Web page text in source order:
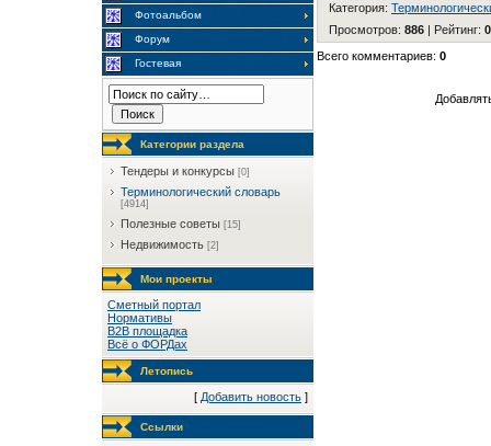
Фотоальбом
Форум
Гостевая
Категории раздела
Тендеры и конкурсы [0]
Терминологический словарь
[4914]
Полезные советы [15]
Недвижимость [2]
Мои проекты
Сметный портал
Нормативы
B2B площадка
Всё о ФОРДах
Летопись
[ Добавить новость ]
Ссылки
Категория:
Просмотров: 886 | Рейтинг:
Всего комментариев: 0